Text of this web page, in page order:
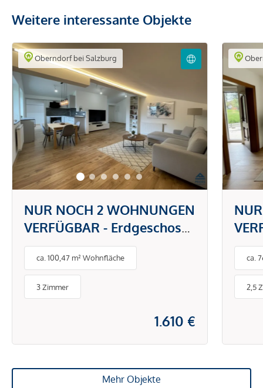
Weitere interessante Objekte
Oberndorf bei Salzburg
NUR NOCH 2 WOHNUNGEN
VERFÜGBAR - Erdgeschoss
& Dachgeschoss
ca. 100,47 m² Wohnfläche
3 Zimmer
1.610 €
&
ca.
2,5
Mehr Objekte